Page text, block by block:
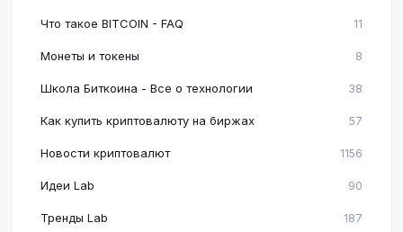
Что такое BITCOIN - FAQ 11
Монеты и токены 8
Школа Биткоина - Все о технологии 38
Как купить криптовалюту на биржах 57
Новости криптовалют 1156
Идеи Lab 90
Тренды Lab 187